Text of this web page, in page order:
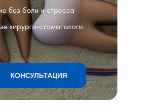
КОНСУЛЬТАЦИЯ
без боли и стресса
хирурги-стоматологи